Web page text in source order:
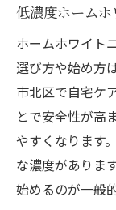
低濃度ホーム
ホームホワイト
選び方や始め方
市北区で自宅ケ
とで安全性が高
やすくなります
な濃度がありま
始めるのが一般